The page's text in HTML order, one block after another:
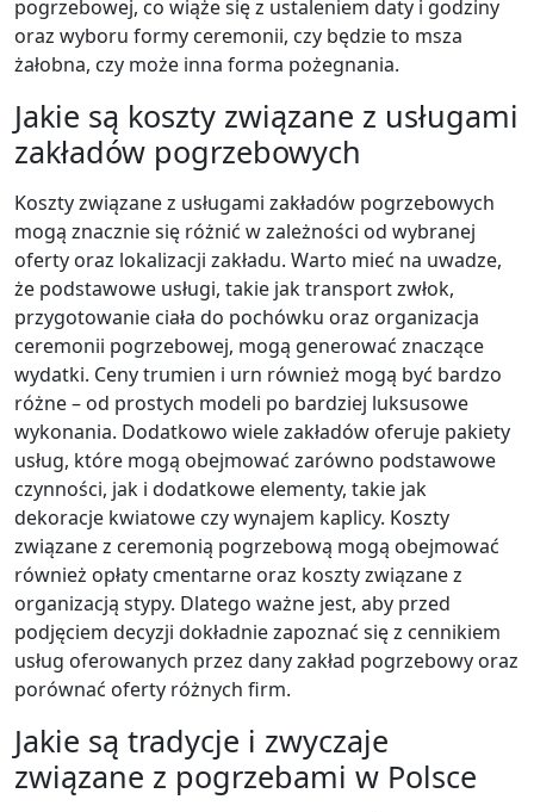
pogrzebowej, co wiąże się z ustaleniem daty i godziny
oraz wyboru formy ceremonii, czy będzie to msza
żałobna, czy może inna forma pożegnania.
Jakie są koszty związane z usługami
zakładów pogrzebowych
Koszty związane z usługami zakładów pogrzebowych
mogą znacznie się różnić w zależności od wybranej
oferty oraz lokalizacji zakładu. Warto mieć na uwadze,
że podstawowe usługi, takie jak transport zwłok,
przygotowanie ciała do pochówku oraz organizacja
ceremonii pogrzebowej, mogą generować znaczące
wydatki. Ceny trumien i urn również mogą być bardzo
różne – od prostych modeli po bardziej luksusowe
wykonania. Dodatkowo wiele zakładów oferuje pakiety
usług, które mogą obejmować zarówno podstawowe
czynności, jak i dodatkowe elementy, takie jak
dekoracje kwiatowe czy wynajem kaplicy. Koszty
związane z ceremonią pogrzebową mogą obejmować
również opłaty cmentarne oraz koszty związane z
organizacją stypy. Dlatego ważne jest, aby przed
podjęciem decyzji dokładnie zapoznać się z cennikiem
usług oferowanych przez dany zakład pogrzebowy oraz
porównać oferty różnych firm.
Jakie są tradycje i zwyczaje
związane z pogrzebami w Polsce